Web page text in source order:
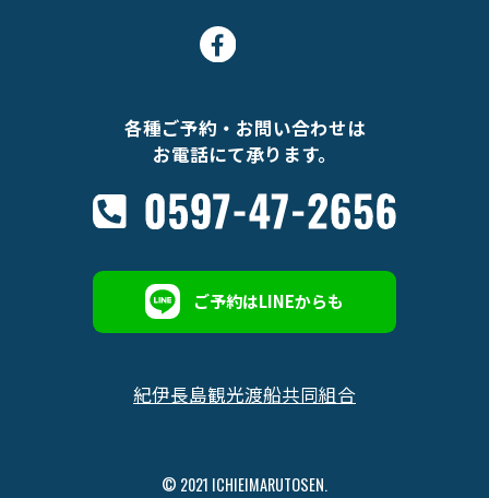
各種ご予約・お問い合わせは
お電話にて承ります。
ご予約はLINEからも
紀伊長島観光渡船共同組合
© 2021 ICHIEIMARUTOSEN.